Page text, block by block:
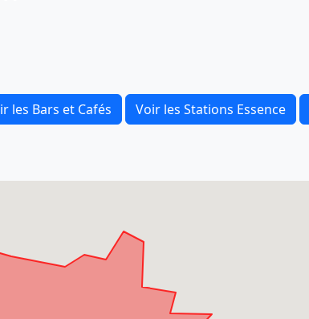
les Bars et Cafés Voir les Stations Essence